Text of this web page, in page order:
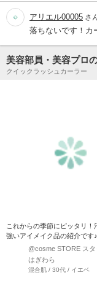
アリエル00005 さ
落ちないです！カ
美容部員・美容プロ
クイックラッシュカーラー
これからの季節にピッタリ！
強いアイメイク品の紹介です♪ マスカラは
キャンメイクのク…
@cosme STORE スタ
はぎわら
混合肌 / 30代 / イエベ